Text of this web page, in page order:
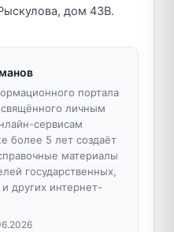
дом 43В.
портала
личным
сервисам
более 5 лет создаёт
материалы
государственных,
других интернет-